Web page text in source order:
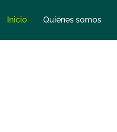
Inicio Quiénes somos